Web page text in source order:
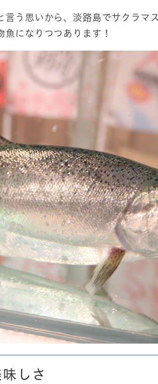
う思いから、淡路島でサクラマ
になりつつあります！
しさ